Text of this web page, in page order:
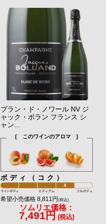
ブラン・ド・ノワール NV ジ
ャック・ボラン フランス シ
ャン...
[ このワインのアロマ ]
ボディ（コク）
希望小売価格 8,811円(税込)
ソムリエ価格：
7,491円 (税込)